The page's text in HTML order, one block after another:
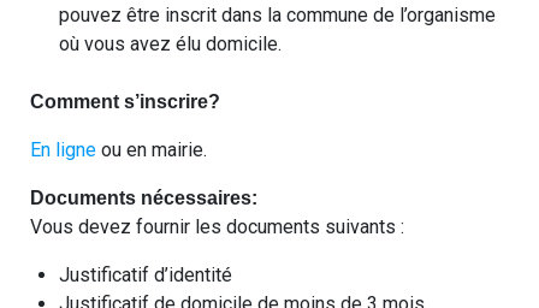
pouvez être inscrit dans la commune de l’organisme
où vous avez élu domicile.
Comment s’inscrire?
En ligne ou en mairie.
Documents nécessaires:
Vous devez fournir les documents suivants :
Justificatif d’identité